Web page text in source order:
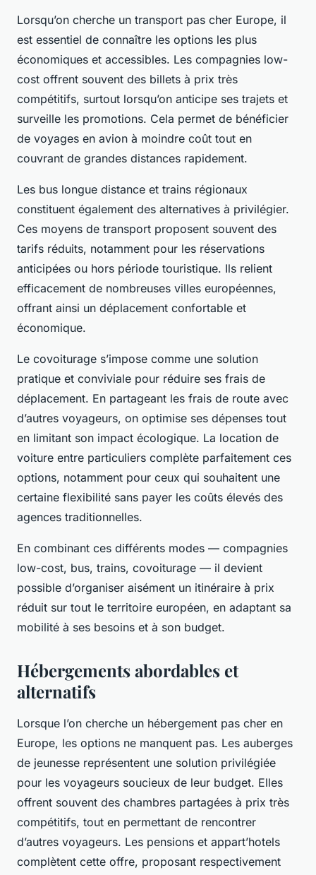
Lorsqu’on cherche un transport pas cher Europe, il
est essentiel de connaître les options les plus
économiques et accessibles. Les compagnies low-
cost offrent souvent des billets à prix très
compétitifs, surtout lorsqu’on anticipe ses trajets et
surveille les promotions. Cela permet de bénéficier
de voyages en avion à moindre coût tout en
couvrant de grandes distances rapidement.
Les bus longue distance et trains régionaux
constituent également des alternatives à privilégier.
Ces moyens de transport proposent souvent des
tarifs réduits, notamment pour les réservations
anticipées ou hors période touristique. Ils relient
efficacement de nombreuses villes européennes,
offrant ainsi un déplacement confortable et
économique.
Le covoiturage s’impose comme une solution
pratique et conviviale pour réduire ses frais de
déplacement. En partageant les frais de route avec
d’autres voyageurs, on optimise ses dépenses tout
en limitant son impact écologique. La location de
voiture entre particuliers complète parfaitement ces
options, notamment pour ceux qui souhaitent une
certaine flexibilité sans payer les coûts élevés des
agences traditionnelles.
En combinant ces différents modes — compagnies
low-cost, bus, trains, covoiturage — il devient
possible d’organiser aisément un itinéraire à prix
réduit sur tout le territoire européen, en adaptant sa
mobilité à ses besoins et à son budget.
Hébergements abordables et
alternatifs
Lorsque l’on cherche un hébergement pas cher en
Europe, les options ne manquent pas. Les auberges
de jeunesse représentent une solution privilégiée
pour les voyageurs soucieux de leur budget. Elles
offrent souvent des chambres partagées à prix très
compétitifs, tout en permettant de rencontrer
d’autres voyageurs. Les pensions et appart’hotels
complètent cette offre, proposant respectivement